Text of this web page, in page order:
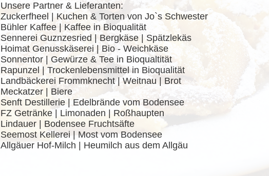
Unsere Partner & Lieferanten:
Zuckerfheel | Kuchen & Torten von Jo`s Schwester
Bühler Kaffee | Kaffee in Bioqualität
Sennerei Guznzesried | Bergkäse | Spätzlekäs
Hoimat Genusskäserei | Bio - Weichkäse
Sonnentor | Gewürze & Tee in Bioqualtität
Rapunzel | Trockenlebensmittel in Bioqualität
Landbäckerei Frommknecht | Weitnau | Brot
Meckatzer | Biere
Senft Destillerie | Edelbrände vom Bodensee
FZ Getränke | Limonaden | Roßhaupten
Lindauer | Bodensee Fruchtsäfte
Seemost Kellerei | Most vom Bodensee
Allgäuer Hof-Milch | Heumilch aus dem Allgäu